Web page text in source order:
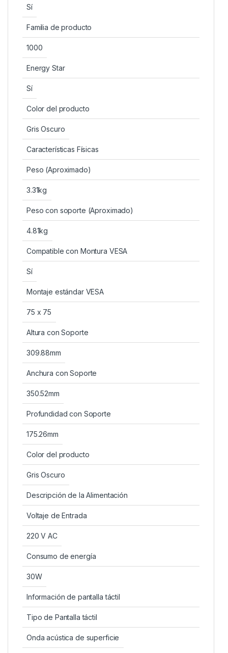
Sí
Familia de producto
1000
Energy Star
Sí
Color del producto
Gris Oscuro
Características Físicas
Peso (Aproximado)
3.31kg
Peso con soporte (Aproximado)
4.81kg
Compatible con Montura VESA
Sí
Montaje estándar VESA
75 x 75
Altura con Soporte
309.88mm
Anchura con Soporte
350.52mm
Profundidad con Soporte
175.26mm
Color del producto
Gris Oscuro
Descripción de la Alimentación
Voltaje de Entrada
220 V AC
Consumo de energía
30W
Información de pantalla táctil
Tipo de Pantalla táctil
Onda acústica de superficie